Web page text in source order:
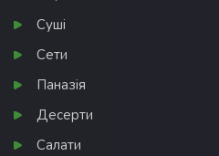
Суші
Сети
Паназія
Десерти
Салати